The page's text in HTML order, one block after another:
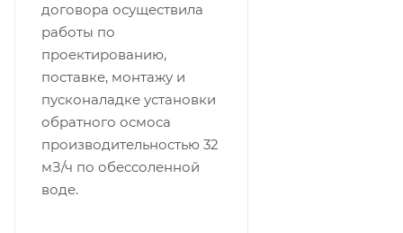
договора осуществила
работы по
проектированию,
поставке, монтажу и
пусконаладке установки
обратного осмоса
производительностью 32
мЗ/ч по обессоленной
воде.